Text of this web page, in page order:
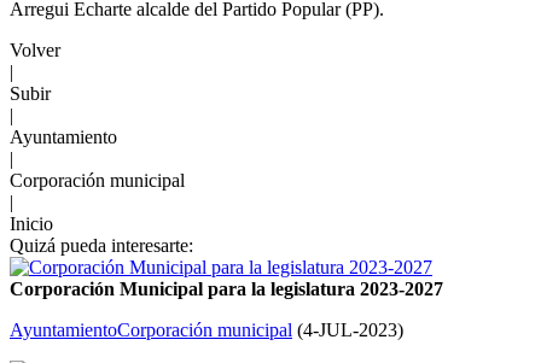
Arregui Echarte alcalde del Partido Popular (PP).
Volver
|
Subir
|
Ayuntamiento
|
Corporación municipal
|
Inicio
Quizá pueda interesarte:
Corporación Municipal para la legislatura 2023-2027
AyuntamientoCorporación municipal (4-JUL-2023)